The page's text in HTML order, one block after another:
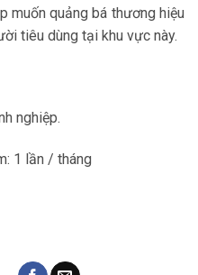
muốn quảng bá thương hiệu
tiêu dùng tại khu vực này.
nghiệp.
1 lần / tháng